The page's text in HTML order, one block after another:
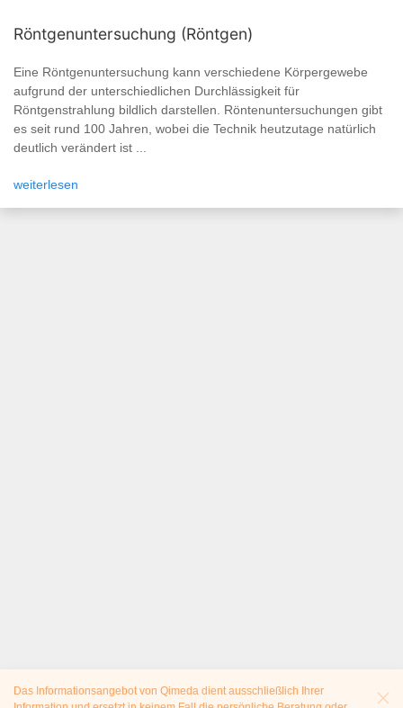
Röntgenuntersuchung (Röntgen)
Eine Röntgenuntersuchung kann verschiedene Körpergewebe
aufgrund der unterschiedlichen Durchlässigkeit für
Röntgenstrahlung bildlich darstellen. Röntenuntersuchungen gibt
es seit rund 100 Jahren, wobei die Technik heutzutage natürlich
deutlich verändert ist ...
weiterlesen
Das Informationsangebot von Qimeda dient ausschließlich Ihrer